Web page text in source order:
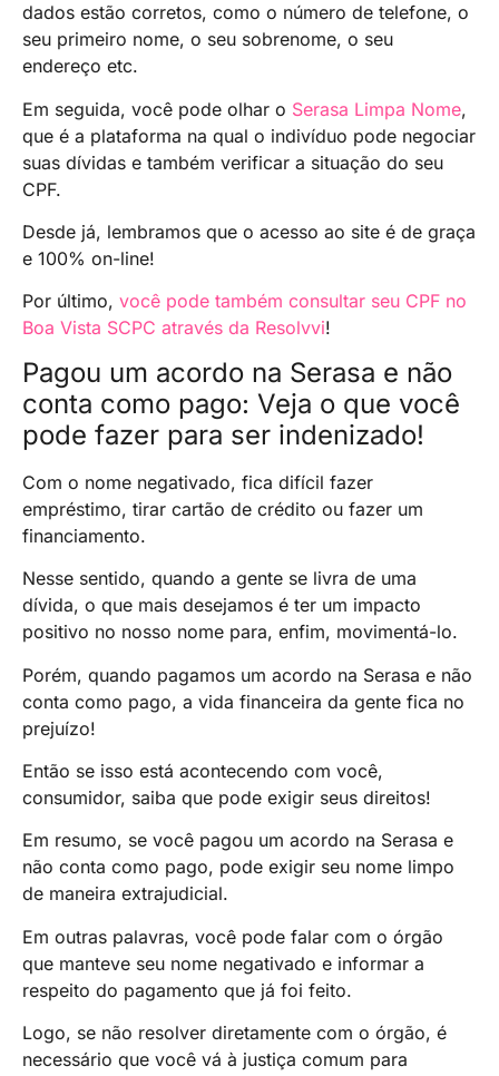
dados estão corretos, como o número de telefone, o
seu primeiro nome, o seu sobrenome, o seu
endereço etc.
Em seguida, você pode olhar o Serasa Limpa Nome,
que é a plataforma na qual o indivíduo pode negociar
suas dívidas e também verificar a situação do seu
CPF.
Desde já, lembramos que o acesso ao site é de graça
e 100% on-line!
Por último, você pode também consultar seu CPF no
Boa Vista SCPC através da Resolvvi!
Pagou um acordo na Serasa e não
conta como pago: Veja o que você
pode fazer para ser indenizado!
Com o nome negativado, fica difícil fazer
empréstimo, tirar cartão de crédito ou fazer um
financiamento.
Nesse sentido, quando a gente se livra de uma
dívida, o que mais desejamos é ter um impacto
positivo no nosso nome para, enfim, movimentá-lo.
Porém, quando pagamos um acordo na Serasa e não
conta como pago, a vida financeira da gente fica no
prejuízo!
Então se isso está acontecendo com você,
consumidor, saiba que pode exigir seus direitos!
Em resumo, se você pagou um acordo na Serasa e
não conta como pago, pode exigir seu nome limpo
de maneira extrajudicial.
Em outras palavras, você pode falar com o órgão
que manteve seu nome negativado e informar a
respeito do pagamento que já foi feito.
Logo, se não resolver diretamente com o órgão, é
necessário que você vá à justiça comum para